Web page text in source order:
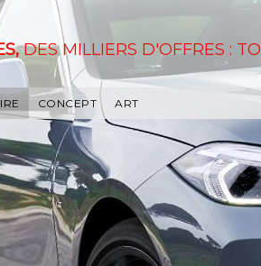
DES MILLIERS D'OFFRES :
CONCEPT ART